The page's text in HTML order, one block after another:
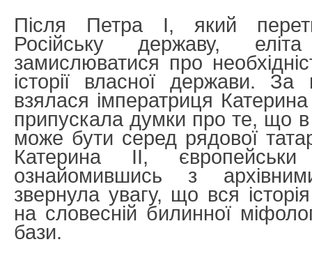
Після Петра I, який
Російську державу,
замислюватися про
історії власної держави.
взялася імператриця
припускала думки про те, що
може бути серед рядової
Катерина II,
ознайомившись з
звернула увагу, що вся
на словесній билинної
бази.